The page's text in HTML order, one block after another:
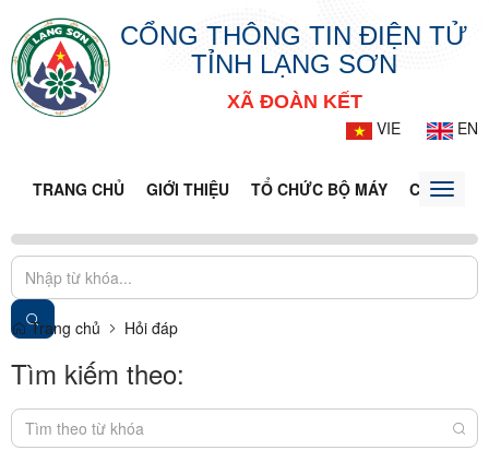
CỔNG THÔNG TIN ĐIỆN TỬ
TỈNH LẠNG SƠN
XÃ ĐOÀN KẾT
VIE
EN
TRANG CHỦ GIỚI THIỆU TỔ CHỨC BỘ MÁY CỔNGToggle
Trang chủ Hỏi đáp
Tìm kiếm theo: